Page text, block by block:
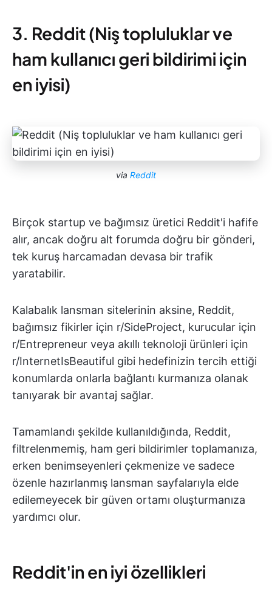
3. Reddit (Niş topluluklar ve
ham kullanıcı geri bildirimi için
en iyisi)
via Reddit
Birçok startup ve bağımsız üretici Reddit'i hafife
alır, ancak doğru alt forumda doğru bir gönderi,
tek kuruş harcamadan devasa bir trafik
yaratabilir.
Kalabalık lansman sitelerinin aksine, Reddit,
bağımsız fikirler için r/SideProject, kurucular için
r/Entrepreneur veya akıllı teknoloji ürünleri için
r/InternetIsBeautiful gibi hedefinizin tercih ettiği
konumlarda onlarla bağlantı kurmanıza olanak
tanıyarak bir avantaj sağlar.
Tamamlandı şekilde kullanıldığında, Reddit,
filtrelenmemiş, ham geri bildirimler toplamanıza,
erken benimseyenleri çekmenize ve sadece
özenle hazırlanmış lansman sayfalarıyla elde
edilemeyecek bir güven ortamı oluşturmanıza
yardımcı olur.
Reddit'in en iyi özellikleri